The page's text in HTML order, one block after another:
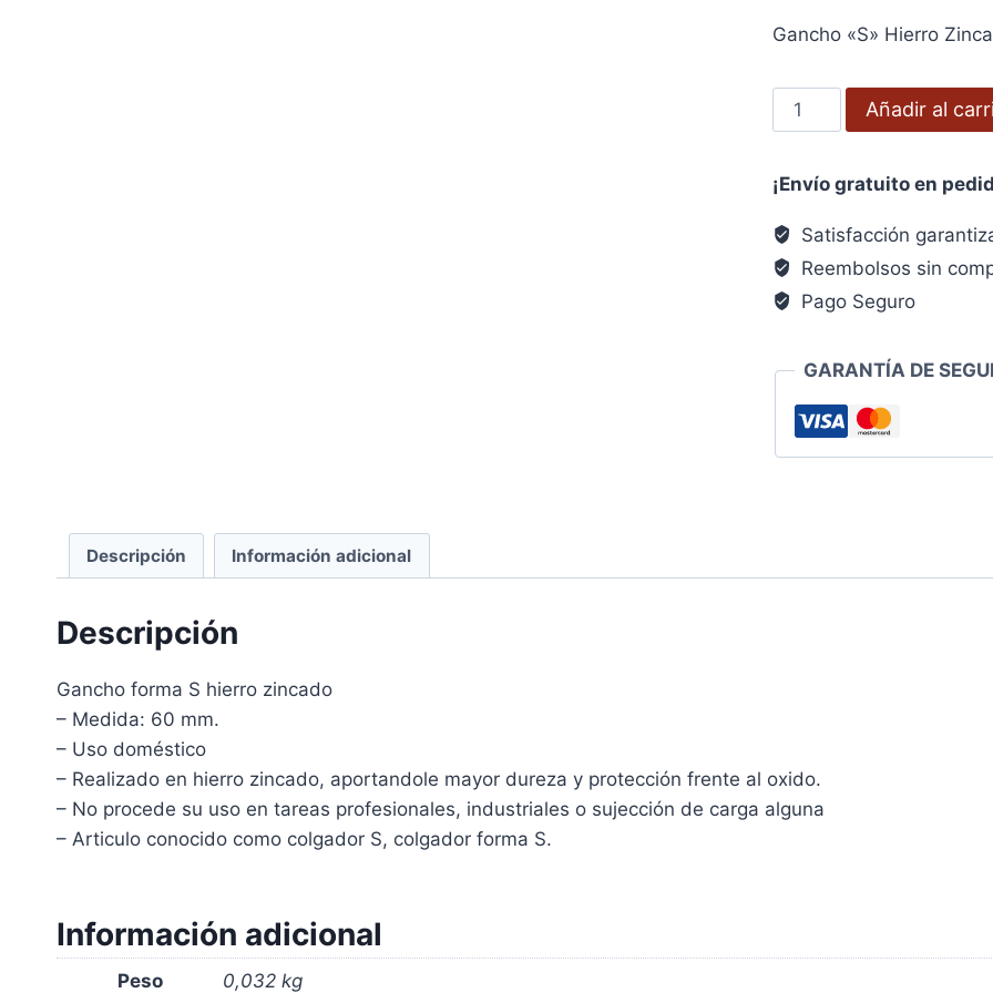
original
era:
3,21€.
actual
es:
2,56€.
Gancho «S» Hierro
Gancho
"S"
Zincado
60
mm.
"Uso
Doméstico"
Añadir al
¡Envío gratuito en
Satisfacción
Reembolsos sin
Pago Seguro
GARANTÍA DE
Descripción Información adicional
Descripción
Gancho forma S hierro zincado
– Medida: 60 mm.
– Uso doméstico
– Realizado en hierro zincado, aportandole mayor dureza y protección frente al oxido.
– No procede su uso en tareas profesionales, industriales o sujección de carga alguna
– Articulo conocido como colgador S, colgador forma S.
Información adicional
Peso 0,032 kg